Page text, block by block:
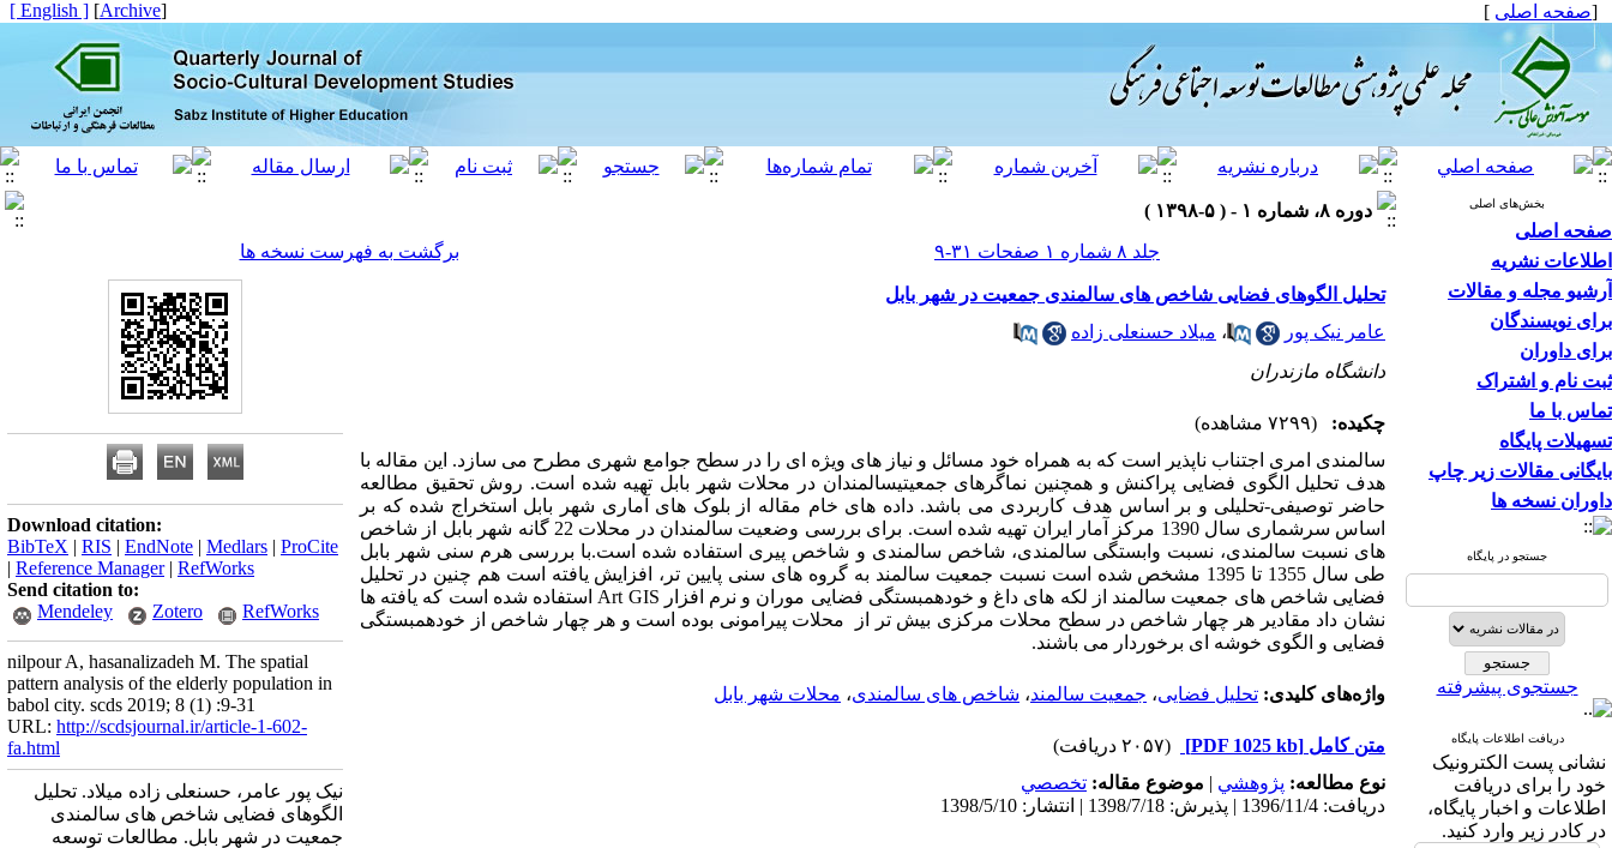
[صفحه اصلی ]
[
Archive
]
[ English ]
بخش‌های اصلی
صفحه اصلی
اطلاعات نشریه
آرشیو مجله و مقالات
برای نویسندگان
برای داوران
ثبت نام و اشتراک
تماس با ما
تسهیلات پایگاه
بایگانی مقالات زیر چاپ
داوران نسخه ها
جستجو در پایگاه
جستجوی پیشرفته
دریافت اطلاعات پایگاه
نشانی پست الکترونیک
خود را برای دریافت
اطلاعات و اخبار پایگاه،
در کادر زیر وارد کنید.
دوره ۸، شماره ۱ - ( ۵-۱۳۹۸ )
جلد ۸ شماره ۱ صفحات ۳۱-۹
برگشت به فهرست نسخه ها
تحلیل الگوهای فضایی شاخص های سالمندی جمعیت در شهر بابل
عامر نیک پور
، میلاد حسنعلی زاده
دانشگاه مازندران
چکیده:
(۷۲۹۹ مشاهده)
سالمندی امری اجتناب ناپذیر است که به همراه خود مسائل و نیاز های ویژه ای را در سطح جوامع شهری مطرح می سازد. این مقاله با
هدف تحلیل الگوی فضایی پراکنش و همچنین نماگرهای جمعیتیسالمندان در محلات شهر بابل تهیه شده است. روش تحقیق مطالعه
حاضر توصیفی-تحلیلی و بر اساس هدف کاربردی می باشد. داده های خام مقاله از بلوک های آماری شهر بابل استخراج شده که بر
اساس سرشماری سال 1390 مرکز آمار ایران تهیه شده است. برای بررسی وضعیت سالمندان در محلات 22 گانه شهر بابل از شاخص
های نسبت سالمندی، نسبت وابستگی سالمندی، شاخص سالمندی و شاخص پیری استفاده شده است.با بررسی هرم سنی شهر بابل
طی سال 1355 تا 1395 مشخص شده است نسبت جمعیت سالمند به گروه های سنی پایین تر، افزایش یافته است هم چنین در تحلیل
فضایی شاخص های جمعیت سالمند از لکه های داغ و خودهمبستگی فضایی موران و نرم افزار GIS
Art استفاده شده است که یافته ها
نشان داد مقادیر هر چهار شاخص در سطح محلات مرکزی بیش تر از محلات پیرامونی بوده است و هر چهار شاخص از خودهمبستگی
فضایی و الگوی خوشه ای برخوردار می باشند.
واژه‌های کلیدی: تحلیل فضایی، جمعیت سالمند، شاخص های سالمندی، محلات شهر بابل
متن کامل [PDF 1025 kb]
(۲۰۵۷ دریافت)
نوع مطالعه: پژوهشي | موضوع مقاله: تخصصي
دریافت: 1396/11/4 | پذیرش: 1398/7/18 | انتشار: 1398/5/10
Download citation:
BibTeX | RIS | EndNote | Medlars | ProCite
| Reference Manager| RefWorks
Send citation to:
Mendeley
Zotero RefWorks
nilpour A, hasanalizadeh M. The spatial
pattern analysis of the elderly population in
babol city. scds 2019; 8 (1) :9-31
URL: http://scdsjournal.ir/article-1-602-
fa.html
نیک پور عامر، حسنعلی زاده میلاد. تحلیل
الگوهای فضایی شاخص های سالمندی
جمعیت در شهر بابل. مطالعات توسعه